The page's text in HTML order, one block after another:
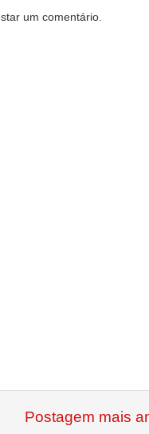
um comentário.
Postagem mais